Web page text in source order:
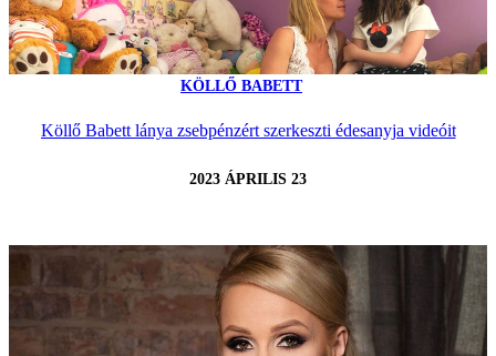
KÖLLŐ BABETT
Köllő Babett lánya zsebpénzért szerkeszti édesanyja videóit
2023 ÁPRILIS 23